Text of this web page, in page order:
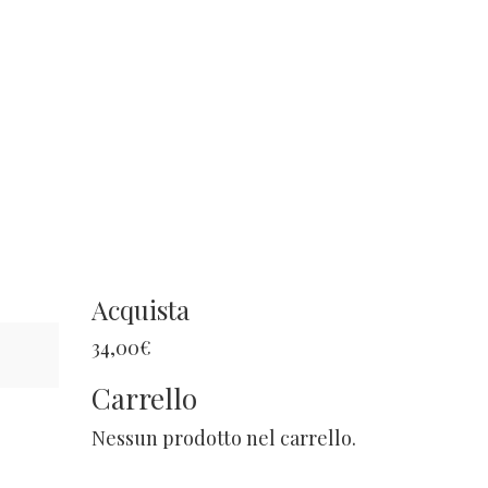
Acquista
34,00€
Carrello
Nessun prodotto nel carrello.